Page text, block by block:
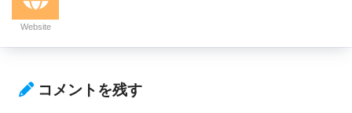
Website
コメントを残す